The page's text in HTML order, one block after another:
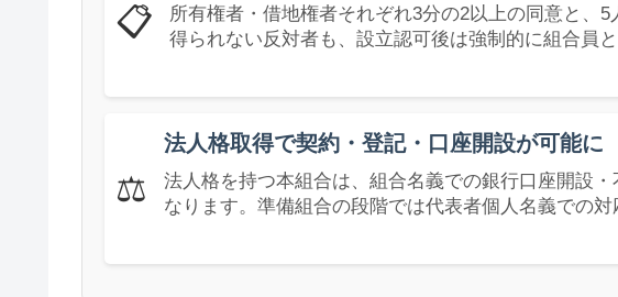
📋
所有権者・借地権者それぞれ3分の2以上の同意と、
得られない反対者も、設立認可後は強制的に組合員と
⚖️
法人格取得で契約・登記・口座開設が可能に
法人格を持つ本組合は、組合名義での銀行口座開設
なります。準備組合の段階では代表者個人名義での対